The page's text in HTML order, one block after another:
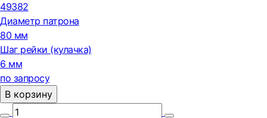
49382
Диаметр патрона
80 мм
Шаг рейки (кулачка)
6 мм
по запросу
В корзину